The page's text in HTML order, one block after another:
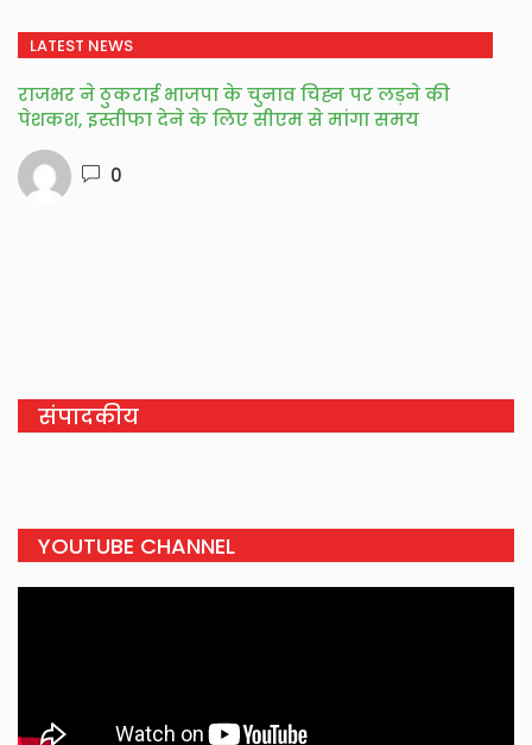
LATEST NEWS
राजभर ने ठुकराई भाजपा के चुनाव चिह्न पर लड़ने की
पेशकश, इस्तीफा देने के लिए सीएम से मांगा समय
0
संपादकीय
YOUTUBE CHANNEL